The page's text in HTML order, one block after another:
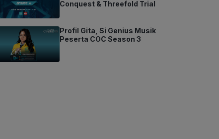
Conquest & Threefold Trial
Profil Gita, Si Genius Musik
Peserta COC Season 3